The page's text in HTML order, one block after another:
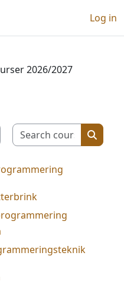
Log in
2026/2027
Search